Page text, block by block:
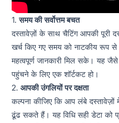
1.समय की सर्वोत्तम बचत
दस्तावेज़ों के साथ चैटिंग आपकी पूरी
खर्च किए गए समय को नाटकीय रूप
महत्वपूर्ण जानकारी मिल सके। यह
पहुंचने के लिए एक शॉर्टकट हो।
2. आपकी उंगलियों पर दक्षता
कल्पना कीजिए कि आप लंबे दस्तावेज़ों
ढूंढ सकते हैं। यह विधि सही डेटा को